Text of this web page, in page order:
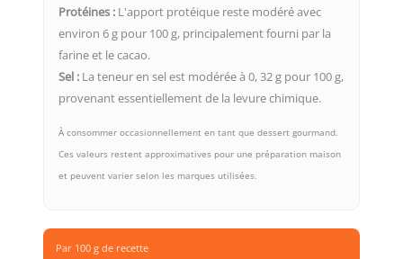
Protéines : L'apport protéique reste modéré avec
environ 6 g pour 100 g, principalement fourni par la
farine et le cacao.
Sel : La teneur en sel est modérée à 0, 32 g pour 100 g,
provenant essentiellement de la levure chimique.
À consommer occasionnellement en tant que dessert gourmand.
Ces valeurs restent approximatives pour une préparation maison
et peuvent varier selon les marques utilisées.
Par 100 g de recette